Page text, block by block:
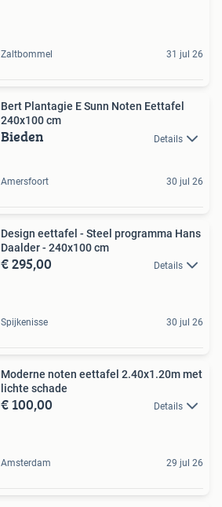
Zaltbommel 31 jul 26
Bert Plantagie E Sunn Noten Eettafel
240x100 cm
Bieden Details
Amersfoort 30 jul 26
Design eettafel - Steel programma Hans
Daalder - 240x100 cm
€ 295,00 Details
Spijkenisse 30 jul 26
Moderne noten eettafel 2.40x1.20m met
lichte schade
€ 100,00 Details
Amsterdam 29 jul 26